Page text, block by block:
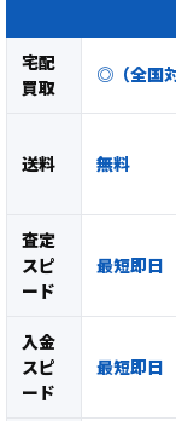
宅配
買取
◎（全国対
送料 無料
査定
スピ
ード
最短即日
入金
スピ
ード
最短即日